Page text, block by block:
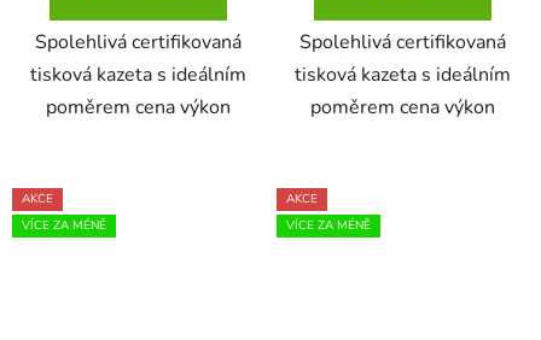
Spolehlivá certifikovaná
tisková kazeta s ideálním
poměrem cena výkon
Spolehlivá certifikovaná
tisková kazeta s ideálním
poměrem cena výkon
AKCE
VÍCE ZA MÉNĚ
AKCE
VÍCE ZA MÉNĚ